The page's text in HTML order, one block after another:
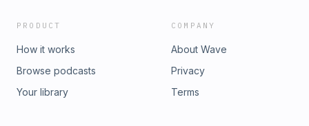
PRODUCT
How it works
Browse podcasts
Your library
COMPANY
About Wave
Privacy
Terms